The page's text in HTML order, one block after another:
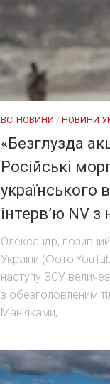
ВСІ НОВИНИ / НОВИНИ
«Безглузда
Російські
українського
інтерв’ю NV
Олександр,
України
наступу ЗСУ
з обезголовленим
Маніяками,...